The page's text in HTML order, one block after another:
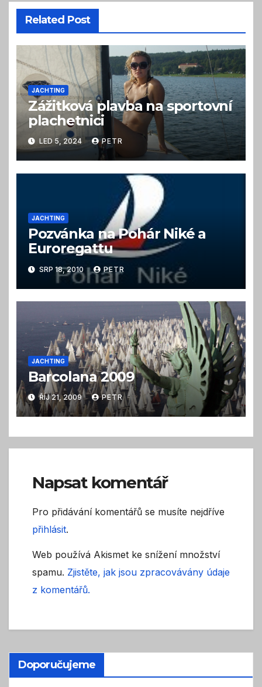
Related Post
JACHTING
Zážitková plavba na sportovní
plachetnici
LED 5, 2024 PETR
JACHTING
Pozvánka na Pohár Niké a
Euroregattu
SRP 18, 2010 PETR
JACHTING
Barcolana 2009
ŘÍJ 21, 2009 PETR
Napsat komentář
Pro přidávání komentářů se musíte nejdříve
přihlásit.
Web používá Akismet ke snížení množství
spamu. Zjistěte, jak jsou zpracovávány údaje
z komentářů.
Doporučujeme